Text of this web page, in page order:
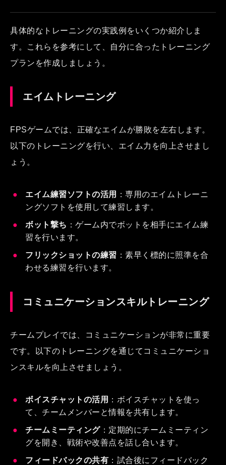
具体的なトレーニングの実践例をいくつか紹介しま
す。これらを参考にして、自分に合ったトレーニング
プランを作成しましょう。
エイムトレーニング
FPSゲームでは、正確なエイムが勝敗を左右します。
以下のトレーニングを行い、エイム力を向上させまし
ょう。
エイム練習ソフトの活用
：専用のエイムトレーニ
ングソフトを使用して練習します。
ボット撃ち ：ゲーム内でボットを相手にエイム練
習を行います。
フリックショットの練習 ：素早く標的に照準を合
わせる練習を行います。
コミュニケーションスキルトレーニング
チームプレイでは、コミュニケーションが非常に重要
です。以下のトレーニングを通じてコミュニケーショ
ンスキルを向上させましょう。
ボイスチャットの活用 ：ボイスチャットを使っ
て、チームメンバーと情報を共有します。
チームミーティング：定期的にチームミーティン
グを開き、戦術や改善点を話し合います。
フィードバックの共有 ：試合後にフィードバック